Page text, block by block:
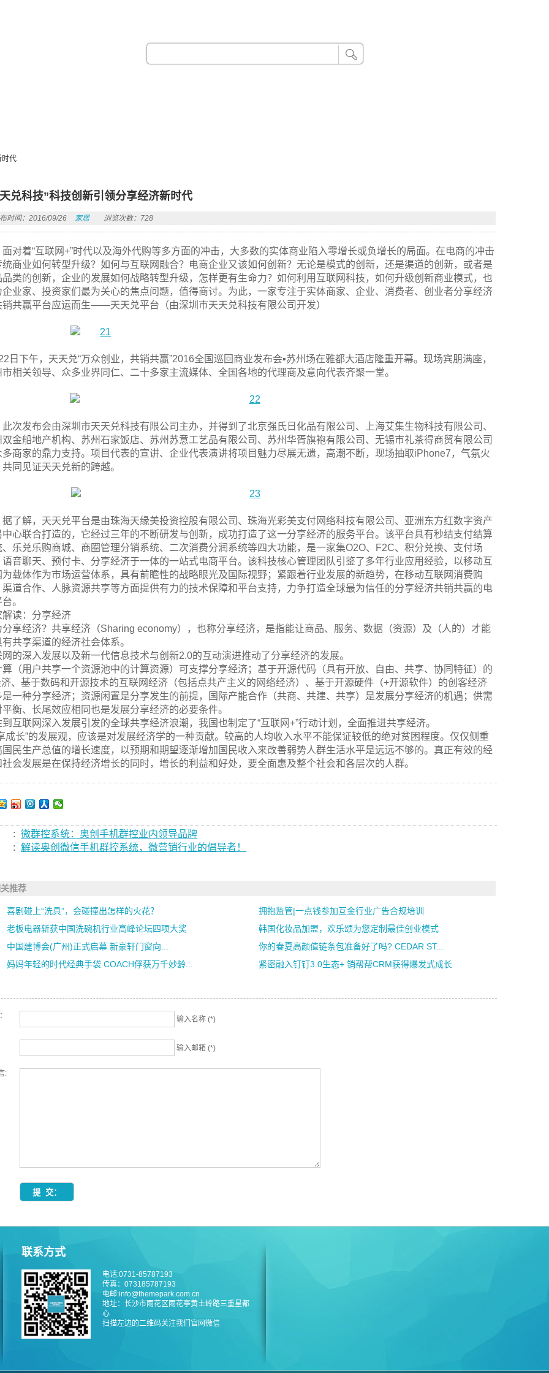
时代
兑科技”科技创新引领分享经济新时代
时间：2016/09/26 家居 浏览次数：728
面对着“互联网+”时代以及海外代购等多方面的冲击，大多数的实体商业陷入零增长或负增长的局面。在电商的冲击
统商业如何转型升级？如何与互联网融合？电商企业又该如何创新？无论是模式的创新，还是渠道的创新，或者是
品类的创新，企业的发展如何战略转型升级，怎样更有生命力？如何利用互联网科技，如何升级创新商业模式，也
企业家、投资家们最为关心的焦点问题，值得商讨。为此，一家专注于实体商家、企业、消费者、创业者分享经济
销共赢平台应运而生——天天兑平台（由深圳市天天兑科技有限公司开发）
日下午，天天兑“万众创业，共销共赢”2016全国巡回商业发布会▪苏州场在雅都大酒店隆重开幕。现场宾朋满座，
市相关领导、众多业界同仁、二十多家主流媒体、全国各地的代理商及意向代表齐聚一堂。
此次发布会由深圳市天天兑科技有限公司主办，并得到了北京强氏日化品有限公司、上海艾集生物科技有限公司、
双金船地产机构、苏州石家饭店、苏州苏意工艺品有限公司、苏州华胥旗袍有限公司、无锡市礼茶得商贸有限公司
多商家的鼎力支持。项目代表的宣讲、企业代表演讲将项目魅力尽展无遗，高潮不断，现场抽取iPhone7，气氛火
共同见证天天兑新的跨越。
据了解，天天兑平台是由珠海天缘美投资控股有限公司、珠海光彩美支付网络科技有限公司、亚洲东方红数字资产
中心联合打造的，它经过三年的不断研发与创新，成功打造了这一分享经济的服务平台。该平台具有秒结支付结算
、乐兑乐购商城、商圈管理分销系统、二次消费分润系统等四大功能，是一家集O2O、F2C、积分兑换、支付场
语音聊天、预付卡、分享经济于一体的一站式电商平台。该科技核心管理团队引鉴了多年行业应用经验，以移动互
为载体作为市场运营体系，具有前瞻性的战略眼光及国际视野；紧跟着行业发展的新趋势，在移动互联网消费购
渠道合作、人脉资源共享等方面提供有力的技术保障和平台支持，力争打造全球最为信任的分享经济共销共赢的电
。
解读：分享经济
分享经济？共享经济（Sharing economy），也称分享经济，是指能让商品、服务、数据（资源）及（人的）才能
有共享渠道的经济社会体系。
网的深入发展以及新一代信息技术与创新2.0的互动演进推动了分享经济的发展。
算（用户共享一个资源池中的计算资源）可支撑分享经济；基于开源代码（具有开放、自由、共享、协同特征）的
济、基于数码和开源技术的互联网经济（包括点共产主义的网络经济）、基于开源硬件（+开源软件）的创客经济
是一种分享经济；资源闲置是分享发生的前提，国际产能合作（共商、共建、共享）是发展分享经济的机遇；供需
平衡、长尾效应相同也是发展分享经济的必要条件。
到互联网深入发展引发的全球共享经济浪潮，我国也制定了“互联网+”行动计划，全面推进共享经济。
成长”的发展观，应该是对发展经济学的一种贡献。较高的人均收入水平不能保证较低的绝对贫困程度。仅仅侧重
国民生产总值的增长速度，以预期和期望逐渐增加国民收入来改善弱势人群生活水平是远远不够的。真正有效的经
社会发展是在保持经济增长的同时，增长的利益和好处，要全面惠及整个社会和各层次的人群。
:
微群控系统：奥创手机群控业内领导品牌
:
解读奥创微信手机群控系统，微营销行业的倡导者！
推荐
喜剧碰上“洗具”，会碰撞出怎样的火花？
拥抱监管|一点钱参加互金行业广告合规培训
老板电器斩获中国洗碗机行业高峰论坛四项大奖
韩国化妆品加盟，欢乐颂为您定制最佳创业模式
中国建博会(广州)正式启幕 新豪轩门窗向...
你的春夏高颜值链条包准备好了吗? CEDAR ST...
妈妈年轻的时代经典手袋 COACH俘获万千妙龄...
紧密融入钉钉3.0生态+ 销帮帮CRM获得爆发式成长
输入名称 (*)
输入邮箱 (*)
:
联系方式
电话:0731-85787193
传真：073185787193
电邮:info@themepark.com.cn
地址：长沙市雨花区雨花亭黄土岭路三重星都
心
扫描左边的二维码关注我们官网微信